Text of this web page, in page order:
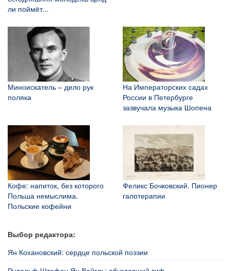
ли поймёт...
Миноискатель – дело рук
поляка
На Императорских садах
России в Петербурге
зазвучала музыка Шопена
Кофе: напиток, без которого
Польша немыслима.
Польские кофейни
Феликс Бочковский. Пионер
галотерапии
Выбор редактора:
Ян Кохановский: сердце польской поэзии